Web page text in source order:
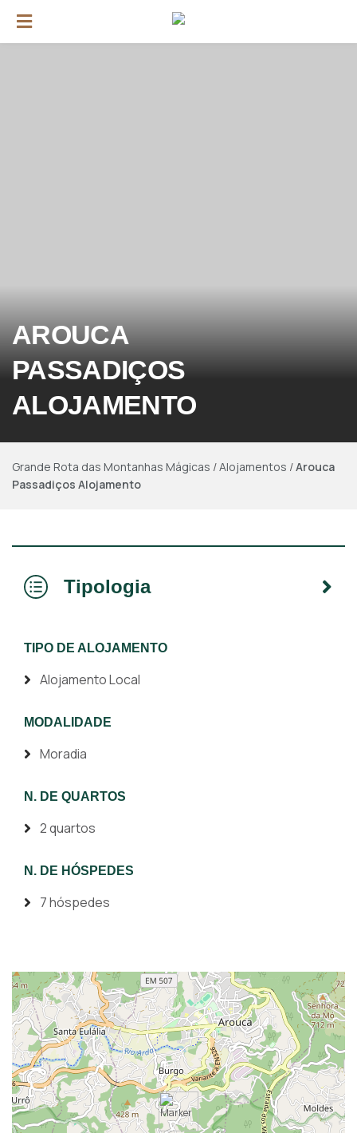
AROUCA
PASSADIÇOS
ALOJAMENTO
Grande Rota das Montanhas Mágicas /Alojamentos /Arouca
Passadiços Alojamento
Tipologia
TIPO DE ALOJAMENTO
Alojamento Local
MODALIDADE
Moradia
N. DE QUARTOS
2 quartos
N. DE HÓSPEDES
7 hóspedes